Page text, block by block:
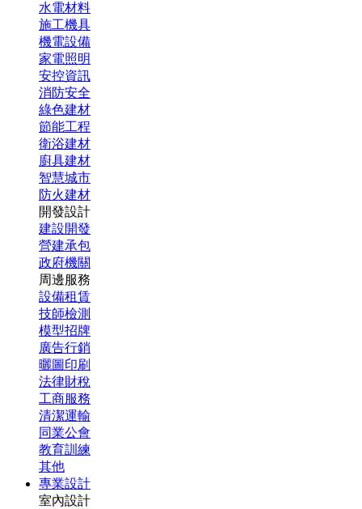
水電材料
施工機具
機電設備
家電照明
安控資訊
消防安全
綠色建材
節能工程
衛浴建材
廚具建材
智慧城市
防火建材
開發設計
建設開發
營建承包
政府機關
周邊服務
設備租賃
技師檢測
模型招牌
廣告行銷
曬圖印刷
法律財稅
工商服務
清潔運輸
同業公會
教育訓練
其他
專業設計
室內設計